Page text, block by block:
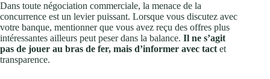
Dans toute négociation commerciale, la menace de la
concurrence est un levier puissant. Lorsque vous discutez avec
votre banque, mentionner que vous avez reçu des offres plus
intéressantes ailleurs peut peser dans la balance. Il ne s’agit
pas de jouer au bras de fer, mais d’informer avec tact et
transparence.